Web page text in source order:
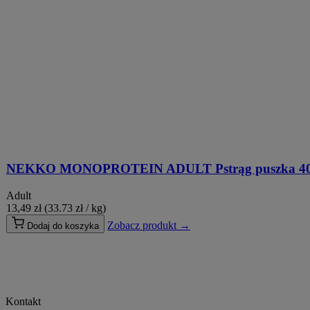
NEKKO MONOPROTEIN ADULT Pstrąg puszka
Adult
13,49 zł (33.73 zł / kg)
Dodaj do koszyka Zobacz produkt →
Kontakt